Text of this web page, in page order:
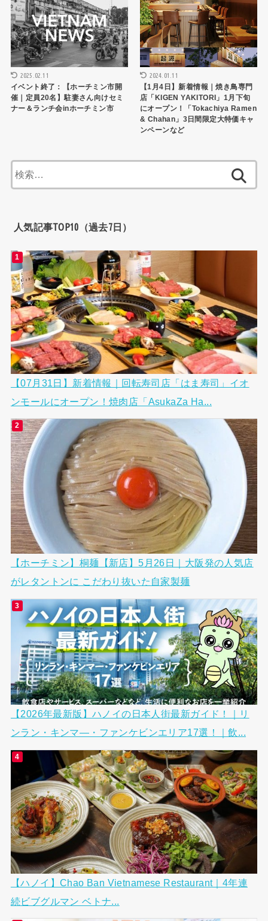
2025.02.11
イベント終了：【ホーチミン市開
催｜定員20名】駐妻さん向けセミ
ナー＆ランチ会inホーチミン市
2024.01.11
【1月4日】新着情報｜焼き鳥専門
店「KIGEN YAKITORI」1月下旬
にオープン！「Tokachiya Ramen
& Chahan」3日間限定大特価キャ
ンペーンなど
索:
人気記事TOP10（過去7日）
【07月31日】新着情報｜回転寿司店「はま寿司」イオ
ンモールにオープン！焼肉店「AsukaZa Ha...
【ホーチミン】桐麺【新店】5月26日｜大阪発の人気店
がレタントンに こだわり抜いた自家製麺
【2026年最新版】ハノイの日本人街最新ガイド！｜リ
ンラン・キンマ―・ファンケビンエリア17選！｜飲...
【ハノイ】Chao Ban Vietnamese Restaurant｜4年連
続ビブグルマン ベトナ...